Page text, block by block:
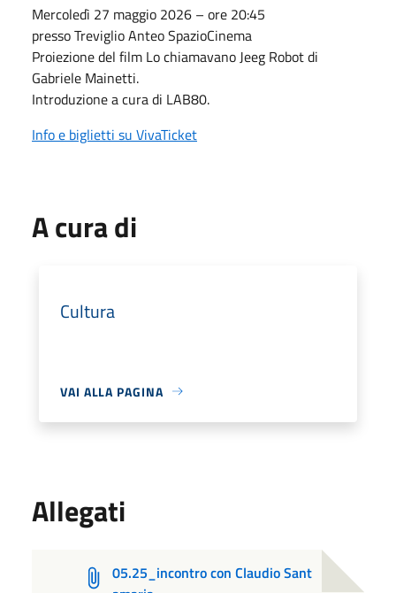
Mercoledì 27 maggio 2026 – ore 20:45
presso Treviglio Anteo SpazioCinema
Proiezione del film Lo chiamavano Jeeg Robot di
Gabriele Mainetti.
Introduzione a cura di LAB80.
Info e biglietti su VivaTicket
A cura di
Cultura
VAI ALLA PAGINA
Allegati
05.25_incontro con Claudio Sant